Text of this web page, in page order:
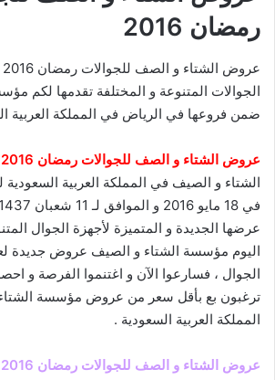
رمضان 2016
الجوالات المتنوعة و المختلفة تقدمها لكم
ضمن فروعها في الرياض في المملكة العربية
عروض الشتاء و الصف للجوالات رمضان 2016
الشتاء و الصيف في المملكة العربية السعودية
عرضها الجديدة و المتميزة لأجهزة الجوال
اليوم مؤسسة الشتاء و الصيف عروض جديدة
الجوال ، فسارعوا الآن و اغتنموا الفرصة و
ترغبون بع بأقل سعر من عروض مؤسسة
المملكة العربية السعودية .
عروض الشتاء و الصف للجوالات رمضان 2016